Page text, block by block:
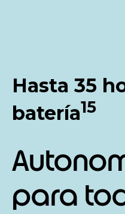
Hasta 35
batería15
para